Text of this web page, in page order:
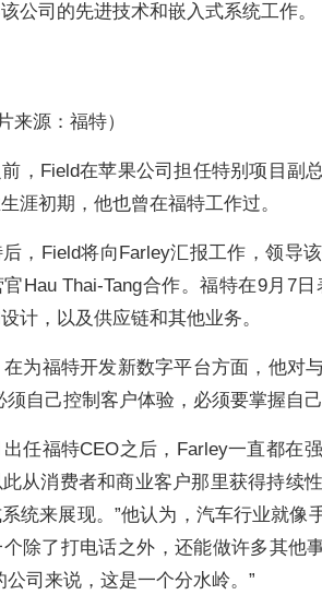
公司的先进技术和嵌入式系统工作。
来源：福特）
，Field在苹果公司担任特别项目副
涯初期，他也曾在福特工作过。
，Field将向Farley汇报工作，领导
Hau Thai-Tang合作。福特在9月7
计，以及供应链和其他业务。
在为福特开发新数字平台方面，他对
须自己控制客户体验，必须要掌握自
出任福特CEO之后，Farley一直都在
从消费者和商业客户那里获得持续
统来展现。”他认为，汽车行业就像
除了打电话之外，还能做许多其他
公司来说，这是一个分水岭。”